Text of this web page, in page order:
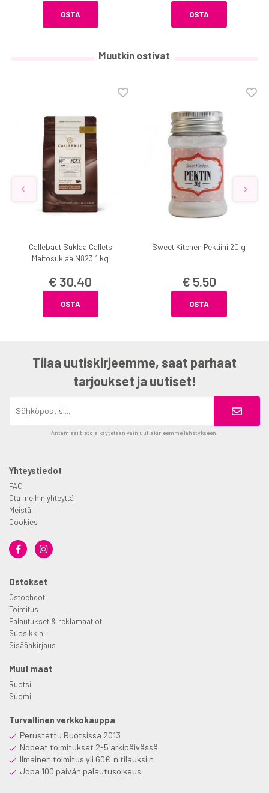
OSTA OSTA
Muutkin ostivat
Callebaut Suklaa Callets
Maitosuklaa N823 1 kg
€ 30.40
OSTA
Sweet Kitchen Pektiini 20 g
€ 5.50
OSTA
Tilaa uutiskirjeemme, saat parhaat
tarjoukset ja uutiset!
Antamiasi tietoja käytetään vain uutiskirjeemme lähetykseen.
Yhteystiedot
FAQ
Ota meihin yhteyttä
Meistä
Cookies
Ostokset
Ostoehdot
Toimitus
Palautukset & reklamaatiot
Suosikkini
Sisäänkirjaus
Muut maat
Ruotsi
Suomi
Turvallinen verkkokauppa
Perustettu Ruotsissa 2013
Nopeat toimitukset 2-5 arkipäivässä
Ilmainen toimitus yli 60€:n tilauksiin
Jopa 100 päivän palautusoikeus